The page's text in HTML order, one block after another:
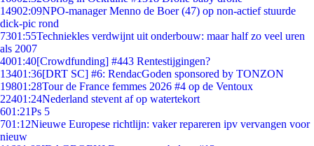
14902:09NPO-manager Menno de Boer (47) op non-actief stuurde
dick-pic rond
7301:55Techniekles verdwijnt uit onderbouw: maar half zo veel uren
als 2007
4001:40[Crowdfunding] #443 Rentestijgingen?
13401:36[DRT SC] #6: RendacGoden sponsored by TONZON
19801:28Tour de France femmes 2026 #4 op de Ventoux
22401:24Nederland stevent af op watertekort
601:21Ps 5
701:12Nieuwe Europese richtlijn: vaker repareren ipv vervangen voor
nieuw